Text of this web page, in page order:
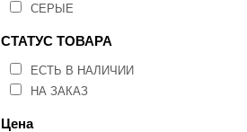
СЕРЫЕ
СТАТУС ТОВАРА
ЕСТЬ В НАЛИЧИИ
НА ЗАКАЗ
Цена